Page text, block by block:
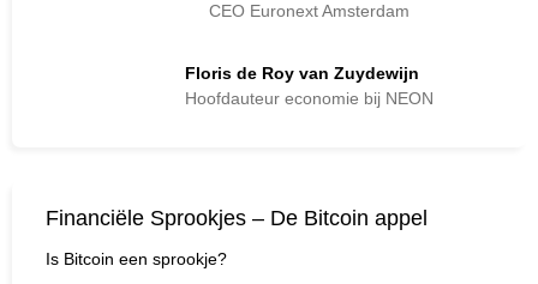
CEO Euronext Amsterdam
Floris de Roy van Zuydewijn
Hoofdauteur economie bij NEON
Financiële Sprookjes – De Bitcoin appel
Is Bitcoin een sprookje?